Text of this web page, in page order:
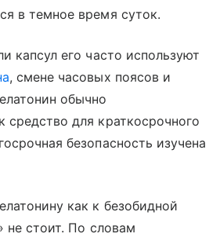
в темное время суток.
капсул его часто используют
, смене часовых поясов и
обычно
средство для краткосрочного
безопасность изучена
как к безобидной
не стоит. По словам